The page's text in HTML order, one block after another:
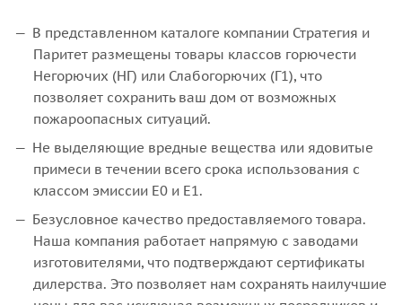
В представленном каталоге компании Стратегия и
Паритет размещены товары классов горючести
Негорючих (НГ) или Слабогорючих (Г1), что
позволяет сохранить ваш дом от возможных
пожароопасных ситуаций.
Не выделяющие вредные вещества или ядовитые
примеси в течении всего срока использования с
классом эмиссии Е0 и Е1.
Безусловное качество предоставляемого товара.
Наша компания работает напрямую с заводами
изготовителями, что подтверждают сертификаты
дилерства. Это позволяет нам сохранять наилучшие